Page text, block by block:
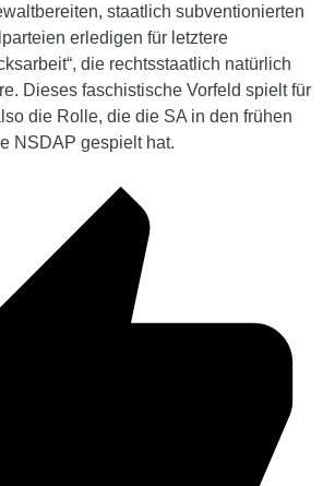
staatlich subventionierten
erledigen für letztere
die rechtsstaatlich natürlich
Dieses faschistische Vorfeld spielt für
die Rolle, die die SA in den frühen
NSDAP gespielt hat.